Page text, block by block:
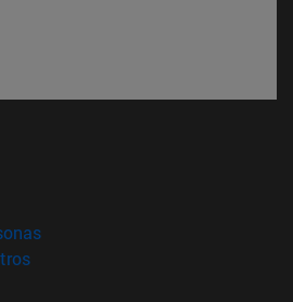
ventana)
(abre en nueva ventana)
(abre en nueva ventana)